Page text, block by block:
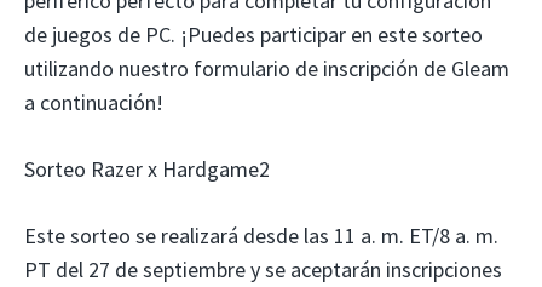
de juegos de PC. ¡Puedes participar en este sorteo
utilizando nuestro formulario de inscripción de Gleam
a continuación!
Sorteo Razer x Hardgame2
Este sorteo se realizará desde las 11 a. m. ET/8 a. m.
PT del 27 de septiembre y se aceptarán inscripciones